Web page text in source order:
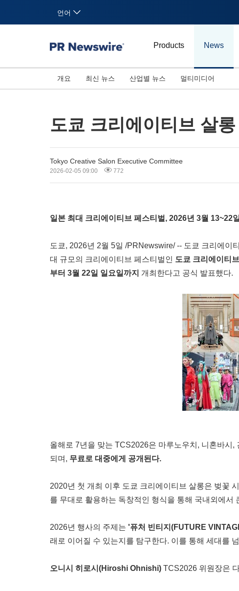
언어
Products News
개요 최신 뉴스 산업별 뉴스 멀티미디어
도쿄 크리에이티브 살
Tokyo Creative Salon Executive Committee
2026-02-05 09:00 772
일본 최대 크리에이티브 페스티벌, 2026년 3월 13~22
도쿄, 2026년 2월 5일 /PRNewswire/ -- 도쿄 크리에이
대 규모의 크리에이티브 페스티벌인 도쿄 크리에이티
부터 3월 22일 일요일까지 개최한다고 공식 발표했다.
올해로 7년을 맞는 TCS2026은 마루노우치, 니혼바시
되며, 무료로 대중에게 공개된다.
2020년 첫 개최 이후 도쿄 크리에이티브 살롱은 벚꽃
를 무대로 활용하는 독창적인 형식을 통해 국내외에서
2026년 행사의 주제는 '퓨처 빈티지(FUTURE
래로 이어질 수 있는지를 탐구한다. 이를 통해 세대를
오니시 히로시(Hiroshi Ohnishi) TCS2026 위원장은